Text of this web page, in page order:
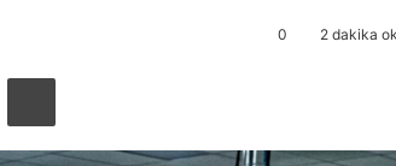
0 2 dakika